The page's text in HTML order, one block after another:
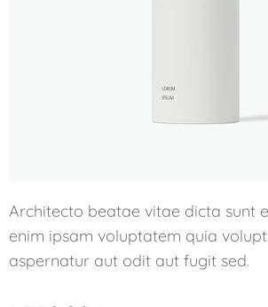
Architecto beatae vitae dicta sunt
enim ipsam voluptatem quia
aspernatur aut odit aut fugit sed.